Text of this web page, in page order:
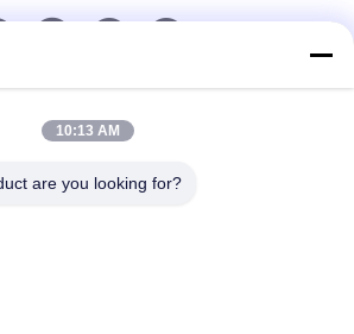
迅速な連絡
10:13 AM
are you looking for?